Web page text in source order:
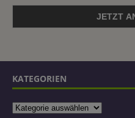
KATEGORIEN